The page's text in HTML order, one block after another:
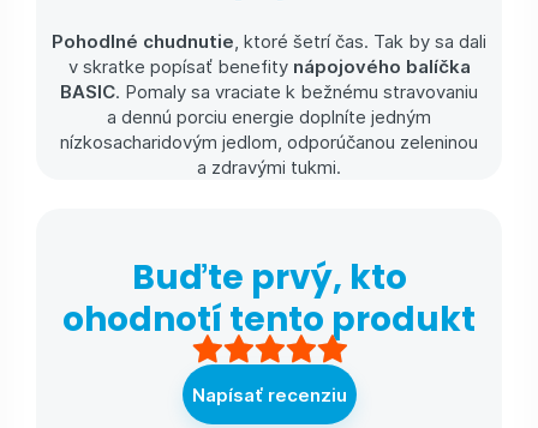
Pohodlné chudnutie , ktoré šetrí čas. Tak by sa dali
v skratke popísať benefity nápojového balíčka
BASIC. Pomaly sa vraciate k bežnému stravovaniu
a dennú porciu energie doplníte jedným
nízkosacharidovým jedlom, odporúčanou zeleninou
a zdravými tukmi.
Buďte prvý, kto
ohodnotí tento produkt
Napísať recenziu